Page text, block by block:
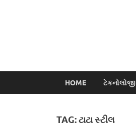
HOME ટેકનોલોજી
TAG:ટાટા સ્ટીલ